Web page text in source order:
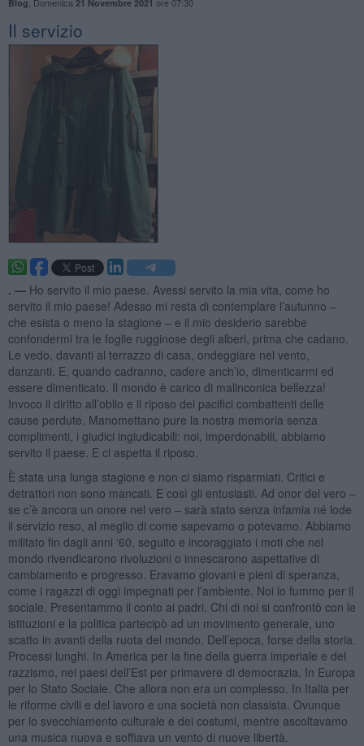
Blog 21 Novembre 2021
Il servizio
. — Ho servito il mio paese. Avessi servito la mia vita, come ho
servito il mio paese! Adesso mi resta di contemplare l’autunno –
che esista o meno la stagione – e il mio desiderio sarebbe
confondermi tra le foglie rugginose degli alberi, prima che cadano.
Le vedo, davanti al terrazzo di casa, ondeggiare nel vento,
danzanti. E, quando cadranno, cadere anch’io, dimenticarmi ed
essere dimenticato. Il mondo è carico di malinconica bellezza!
Invoco il diritto all’oblio e il riposo dei pacifici combattenti delle
cause perdute. Manomettano pure la nostra memoria senza
complimenti, i giudici ingiudicabili: noi, imperdonabili, abbiamo
servito il paese. E ci aspetta il riposo.
È stata una lunga stagione e non ci siamo risparmiati. Critici e
detrattori non sono mancati. E così gli entusiasti. Ad onor del vero –
se c’è ancora un onore nel vero – sarà stato senza infamia né lode
il servizio reso, al meglio di come sapevamo o potevamo. Abbiamo
militato fin dagli anni ‘60, seguito e incoraggiato i moti che nel
mondo rivendicarono rivoluzioni o innescarono aspettative di
cambiamento e progresso. Eravamo giovani e pieni di speranza,
come i ragazzi di oggi impegnati per l’ambiente. Noi lo fummo per il
sociale. Presentammo il conto ai padri. Chi di noi si confrontò con le
istituzioni e la politica partecipò ad un movimento generale, uno
scatto in avanti della ruota del mondo. Dell’epoca, forse della storia.
Processi lunghi. In America per la fine della guerra imperiale e del
razzismo, nei paesi dell’Est per primavere di democrazia. In Europa
per lo Stato Sociale. Che allora non era un complesso. In Italia per
le riforme civili e del lavoro e una società non classista. Ovunque
per lo svecchiamento culturale e dei costumi, mentre ascoltavamo
una musica nuova e soffiava un vento di nuove libertà.